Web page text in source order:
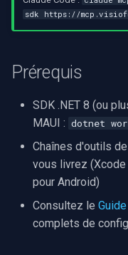
e
Serveur RTSP
direct
Pont
ElevenLabs
Decklink
Pelco
GeoVision
ACTi
Cisco
Grandstream
sdk https://
Prérequis
SDK .NET 8 (ou
MAUI : dotnet
Chaînes d'outils
vous livrez (Xcode
pour Android)
Consultez le
complets de